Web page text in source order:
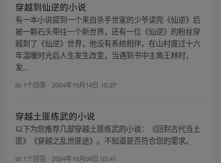
穿越到仙逆的小说
有一本小说提到一个来自杀手世家的少爷读完《仙逆》后
被一颗石头带往一个新世界，还有一位《仙逆》的粉丝穿
越到了《仙逆》世界，他没有系统相伴，在山村度过十六
年温暖时光后人生发生改变，当遇到书中主角王林时，
发...
1个回答 · 2024年10月14日 15:27
穿越土匪练武的小说
以下为您推荐几部穿越土匪练武的小说：《回到古代当土
匪》《穿越之乱世匪途》。不知道是否符合您的需求。
1个回答 · 2024年10月09日 03:41